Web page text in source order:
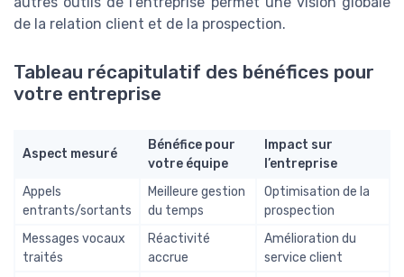
de la relation client et de la prospection.
Tableau récapitulatif des bénéfices pour
votre entreprise
Aspect mesuré
Bénéfice pour
votre équipe
Impact sur
l’entreprise
Appels
entrants/sortants
Meilleure gestion
du temps
Optimisation de la
prospection
Messages vocaux
traités
Réactivité
accrue
Amélioration du
service client